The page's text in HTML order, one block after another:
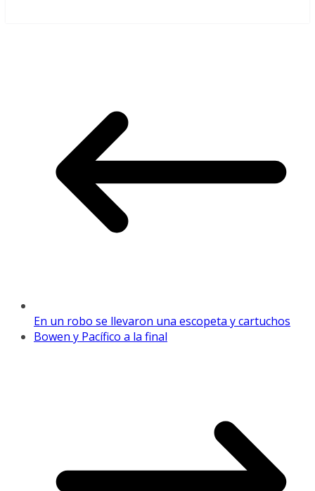
En un robo se llevaron una escopeta y cartuchos
Bowen y Pacífico a la final